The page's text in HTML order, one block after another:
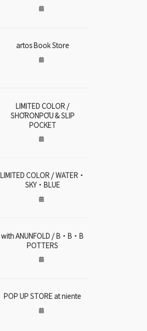
artos Book Store
LIMITED COLOR /
SHŌRONPŌU & SLIP
POCKET
LIMITED COLOR / WATER・
SKY・BLUE
with ANUNFOLD / B・B・B
POTTERS
POP UP STORE at niente